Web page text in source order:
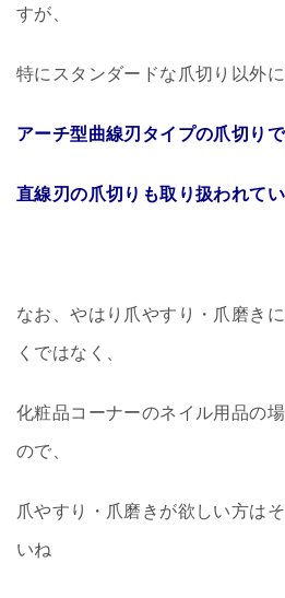
すが、
特にスタンダードな爪切り以外に
アーチ型曲線刃タイプの爪切りで
直線刃の爪切りも取り扱われて
なお、やはり爪やすり・爪磨き
くではなく、
化粧品コーナーのネイル用品の
ので、
爪やすり・爪磨きが欲しい方は
いね